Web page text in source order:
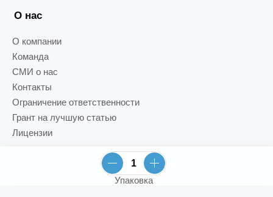
Упаковка
О нас
О компании
Команда
СМИ о нас
Контакты
Ограничение ответственности
Грант на лучшую статью
Лицензии